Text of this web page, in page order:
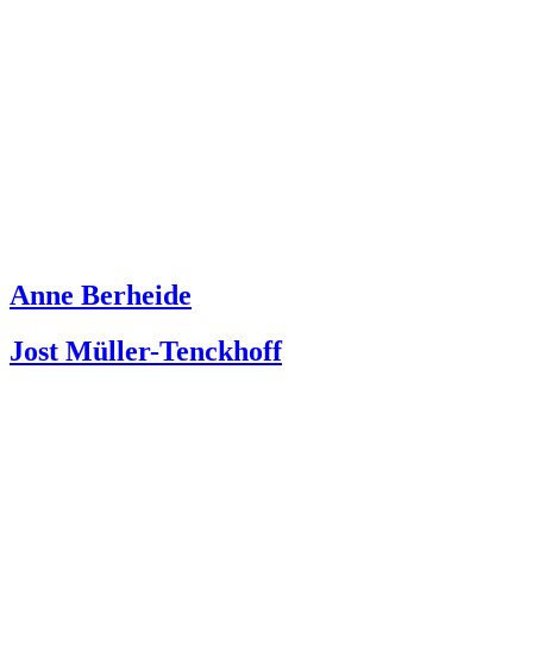
Anne Berheide
Jost Müller-Tenckhoff